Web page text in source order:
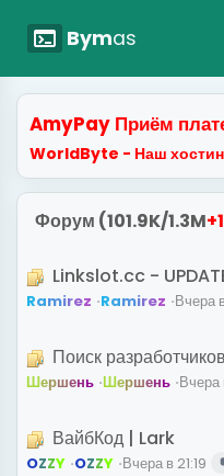
terminal Bymas
AmyPay Приём
WorldByte - Наш
Форум (101.9K/1.3M
Linkslot.cc -
Ramirez Ramirez Вчера
Поиск
Шершень Шершень Вчера
ВайбКод | Lark
OZZY OZZY Вчера в 21:19